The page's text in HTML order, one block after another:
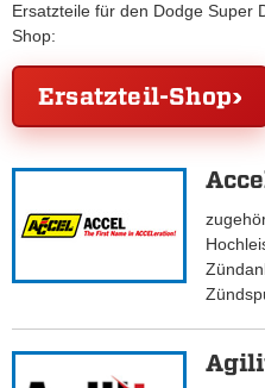
Ersatzteile für den Dodge Super
Shop:
Ersatzteil-Shop